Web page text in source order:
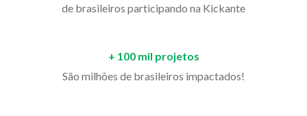
de brasileiros participando na Kickante
+ 100 mil projetos
São milhões de brasileiros impactados!